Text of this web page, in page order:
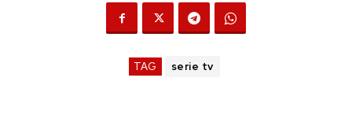
TAG serie tv